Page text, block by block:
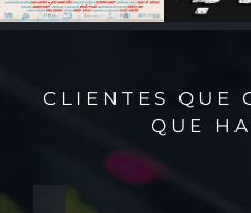
CLIENTES QUE
QUE